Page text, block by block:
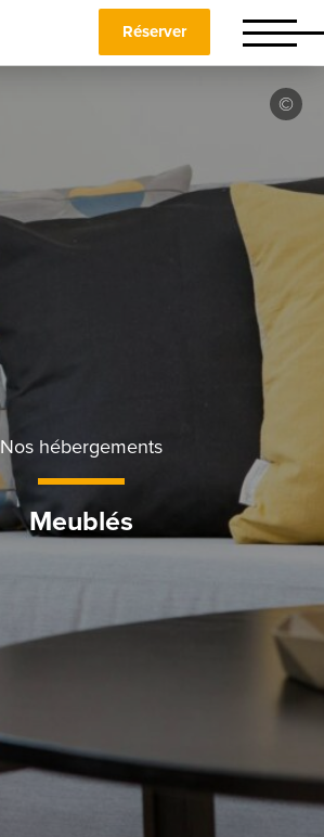
Réserver
Nos hébergements
Meublés